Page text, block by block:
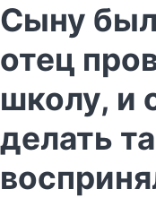
Сыну
отец
школу, и
делать